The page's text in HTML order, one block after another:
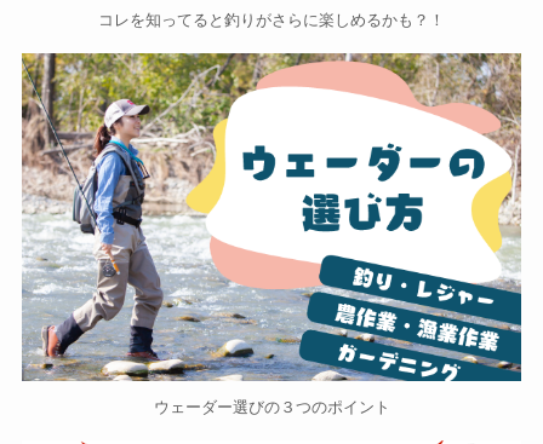
コレを知ってると釣りがさらに楽しめるかも？！
ウェーダー選びの３つのポイント